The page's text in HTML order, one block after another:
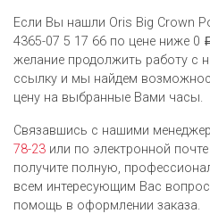
Если Вы нашли Oris Big Crown
4365-07 5 17 66 по цене ниже 0
желание продолжить работу с
ссылку и мы найдем
цену на выбранные Вами часы.
Связавшись с нашими
78-23 или по электронной почте
получите полную,
всем интересующим Вас
помощь в оформлении заказа.